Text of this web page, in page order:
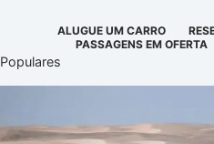
ALUGUE UM CARRO
PASSAGENS EM OFERTA
Populares